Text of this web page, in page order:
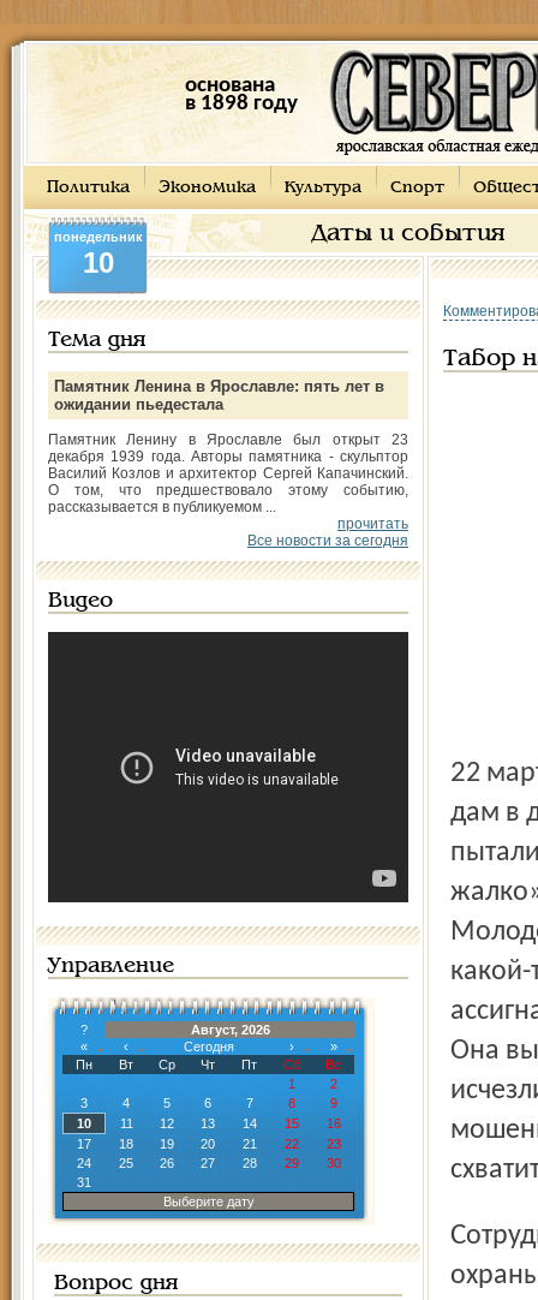
основана
в 1898 году
Политика Экономика Культура Спорт
Даты и события
понедельник
10
Тема дня
Памятник Ленина в Ярославле: пять лет в
ожидании пьедестала
Памятник Ленину в Ярославле был открыт 23
декабря 1939 года. Авторы памятника - скульптор
Василий Козлов и архитектор Сергей Капачинский.
О том, что предшествовало этому событию,
рассказывается в публикуемом ...
прочитать
Все новости за сегодня
Видео
Управление
?
Август, 2026
«
‹ Сегодня ›
»
Пн
Вт Ср Чт Пт Сб
Вс
1
2
3
4 5 6 7 8
9
10
11 12 13 14 15
16
17
18 19 20 21 22
23
24
25 26 27 28 29
30
31
Выберите дату
Вопрос дня
Табор
22 марта у вокзала шныряло до двух десятков смуглых
дам в
Она
Сотрудникам городского отдела ГАИ и вневедомственной